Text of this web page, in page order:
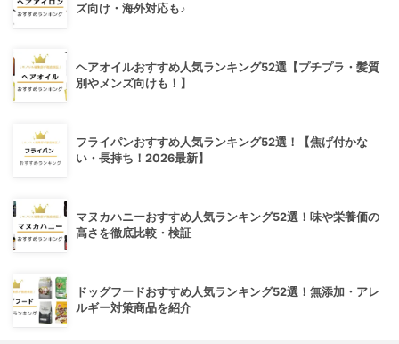
ズ向け・海外対応も♪
ヘアオイルおすすめ人気ランキング52選【プチプラ・髪質
別やメンズ向けも！】
フライパンおすすめ人気ランキング52選！【焦げ付かな
い・長持ち！2026最新】
マヌカハニーおすすめ人気ランキング52選！味や栄養価の
高さを徹底比較・検証
ドッグフードおすすめ人気ランキング52選！無添加・アレ
ルギー対策商品を紹介